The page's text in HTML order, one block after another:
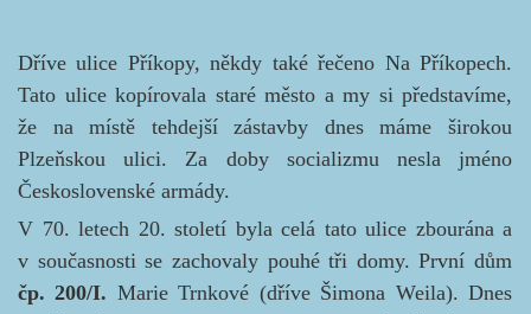
Dříve ulice Příkopy, někdy také řečeno Na Příkopech.
Tato ulice kopírovala staré město a my si představíme,
že na místě tehdejší zástavby dnes máme širokou
Plzeňskou ulici. Za doby socializmu nesla jméno
Československé armády.
V 70. letech 20. století byla celá tato ulice zbourána a
v současnosti se zachovaly pouhé tři domy. První dům
čp. 200/I. Marie Trnkové (dříve Šimona Weila). Dnes